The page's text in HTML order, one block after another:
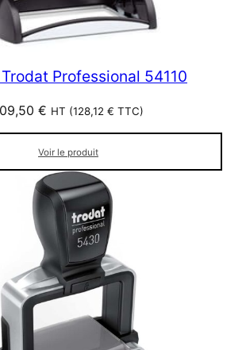
Professional 54110
€ HT (128,12 € TTC)
Voir le produit